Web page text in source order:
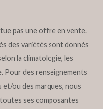
pas une offre en vente.
des variétés sont donnés
la climatologie, les
Pour des renseignements
ou des marques, nous
ses composantes